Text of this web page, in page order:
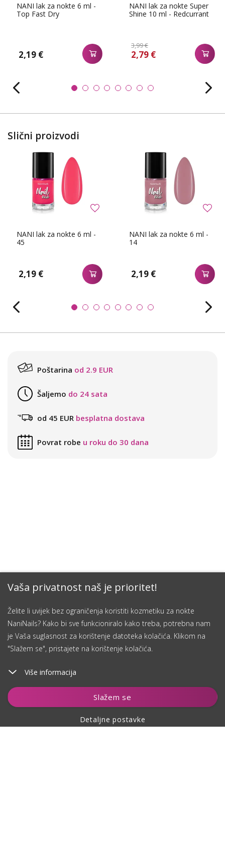
Vaša privatnost naš je prioritet!
Želite li uvijek bez ograničenja koristiti kozmetiku za nokte
NaniNails? Kako bi sve funkcioniralo kako treba, potrebna nam
je Vaša suglasnost za korištenje datoteka kolačića. Klikom na
"Slažem se", pristajete na korištenje kolačića.
Više informacija
Slažem se
Detaljne postavke
Dodaj u košaricu
NANI lak za nokte 6 ml -
Top Fast Dry
2,19 €
NANI lak za nokte Super
Shine 10 ml - Redcurrant
3,99 €
2,79 €
Slični proizvodi
NANI lak za nokte 6 ml -
45
2,19 €
NANI lak za nokte 6 ml -
14
2,19 €
Poštarina od 2.9 EUR
Šaljemo do 24 sata
od 45 EUR besplatna dostava
Povrat robe u roku do 30 dana